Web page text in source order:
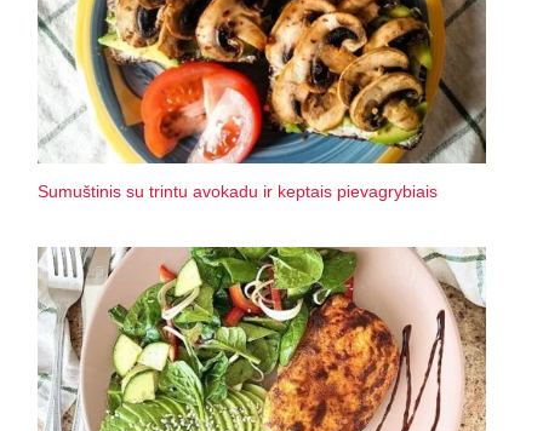
Sumuštinis su trintu avokadu ir keptais pievagrybiais